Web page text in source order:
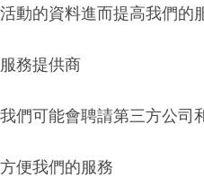
活動的資料進而提高我們的
服務提供商
我們可能會聘請第三方公司
方便我們的服務